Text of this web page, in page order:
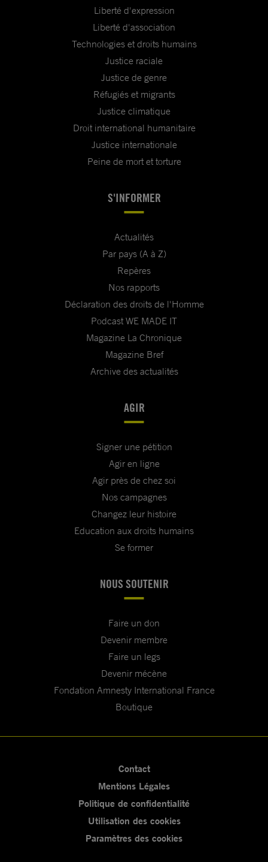
Liberté d'expression
Liberté d'association
Technologies et droits humains
Justice raciale
Justice de genre
Réfugiés et migrants
Justice climatique
Droit international humanitaire
Justice internationale
Peine de mort et torture
S'INFORMER
Actualités
Par pays (A à Z)
Repères
Nos rapports
Déclaration des droits de l'Homme
Podcast WE MADE IT
Magazine La Chronique
Magazine Bref
Archive des actualités
AGIR
Signer une pétition
Agir en ligne
Agir près de chez soi
Nos campagnes
Changez leur histoire
Education aux droits humains
Se former
NOUS SOUTENIR
Faire un don
Devenir membre
Faire un legs
Devenir mécène
Fondation Amnesty International France
Boutique
Contact
Mentions Légales
Politique de confidentialité
Utilisation des cookies
Paramètres des cookies